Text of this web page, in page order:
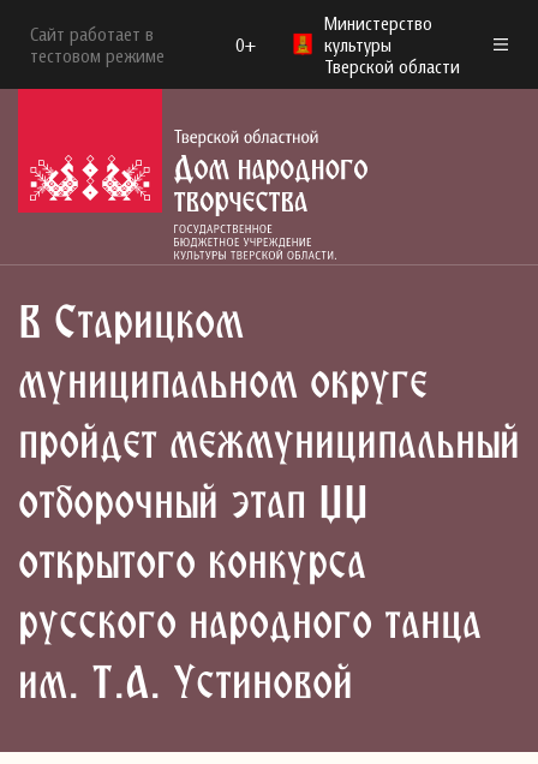
Сайт работает в
тестовом режиме
0+
Министерство
культуры
Тверской области
В Старицком
муниципальном округе
пройдет межмуниципальный
отборочный этап XX
открытого конкурса
русского народного танца
им. Т.А. Устиновой